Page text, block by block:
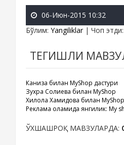
06-Июн-2015 10:32
Бўлим: Yangiliklar| Чоп этди:
ТЕГИШЛИ
Каниза билан MyShop дастури
Зухра Солиева билан MyShop
Хилола Хамидова билан
Реклама оламида янгилик: My
ЎХШАШРОҚ МАВЗУЛАРДА: